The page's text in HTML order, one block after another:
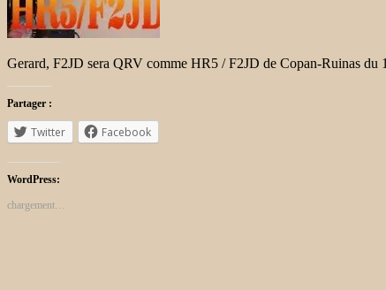
Gerard, F2JD sera QRV comme HR5 / F2JD de Copan-Ruinas du
Partager :
Twitter Facebook
WordPress:
chargement…